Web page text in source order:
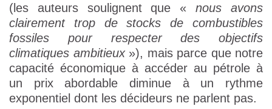
(les auteurs soulignent que «nous avons
clairement trop de stocks de combustibles
fossiles pour respecter des objectifs
climatiques ambitieux»), mais parce que notre
capacité économique à accéder au pétrole à
un prix abordable diminue à un rythme
exponentiel dont les décideurs ne parlent pas.